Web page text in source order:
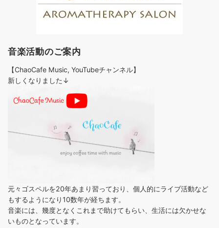
音楽活動のご案内
【ChaoCafe Music, YouTubeチャンネル】
新しくなりました↓
元々ゴスペルを20年あまり習っており、個人的にライブ活動など
もするようになり10数年が経ちます。
音楽には、幾度となくこれまで助けてもらい、生活には欠かせな
いものとなっています。